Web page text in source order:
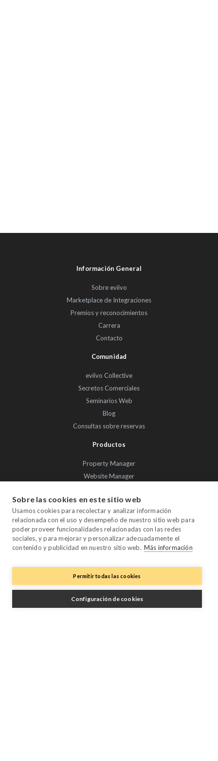
Información General
Sobre eviivo
Marketplace de Integraciones
Premios y reconocimientos
Carrera
Contacto
Comunidad
eviivo Collective
Secretos Comerciales
Seminarios Web
Blog
Consultas sobre reservas
Productos
Property Manager
Website Manager
Promo Manager
Guest Manager
Performance Manager
Payment Manager
Owner Manager
Trustpilot
Sobre las cookies en este sitio web
Usamos cookies para recolectar y analizar información
relacionada con el uso y desempeño de nuestro sitio web para
poder proveer funcionalidades relacionadas con las redes
sociales, y para mejorar y personalizar adecuadamente el
contenido y publicidad en nuestro sitio web. Más información
Permitir todas las cookies
Configuración de cookies